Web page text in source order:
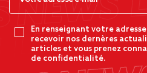
En renseignant votre
recevoir nos dernères
articles et vous prenez
de confidentialité.